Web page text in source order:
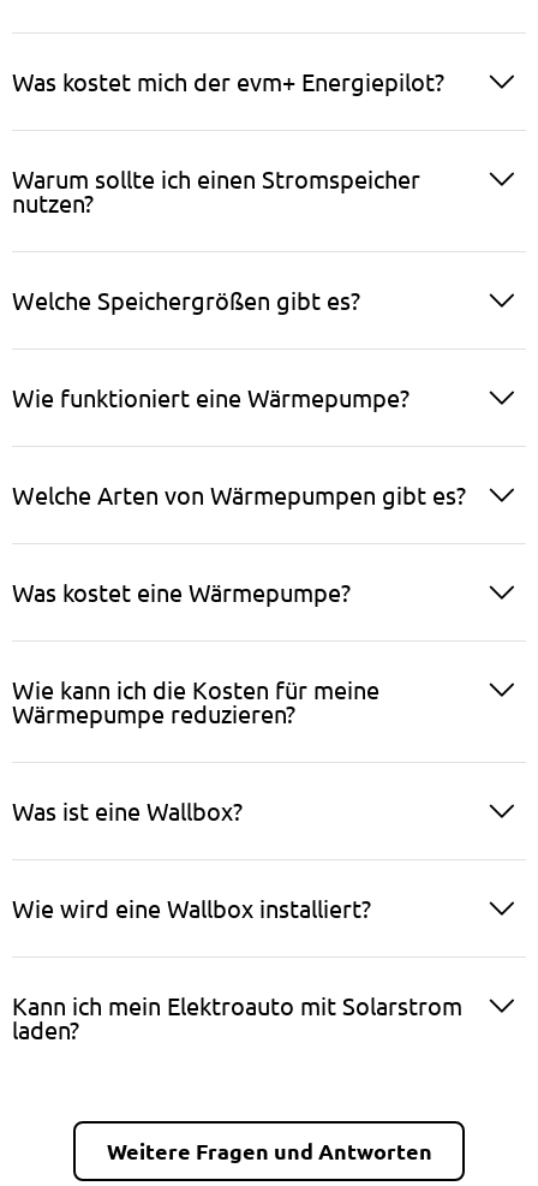
Was kostet mich der evm+ Energiepilot?
Warum sollte ich einen Stromspeicher
nutzen?
Welche Speichergrößen gibt es?
Wie funktioniert eine Wärmepumpe?
Welche Arten von Wärmepumpen gibt es?
Was kostet eine Wärmepumpe?
Wie kann ich die Kosten für meine
Wärmepumpe reduzieren?
Was ist eine Wallbox?
Wie wird eine Wallbox installiert?
Kann ich mein Elektroauto mit Solarstrom
laden?
Weitere Fragen und Antworten